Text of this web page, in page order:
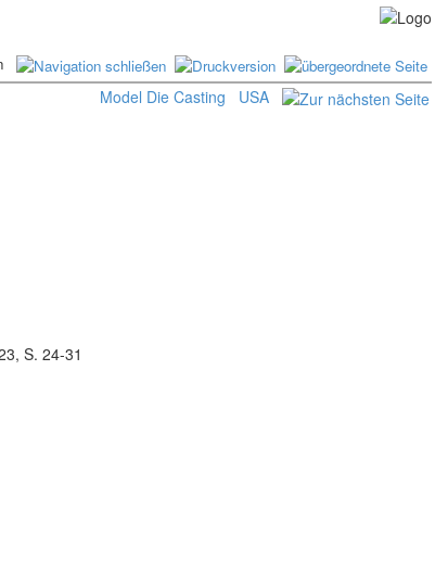
Model Die Casting USA
S. 24-31